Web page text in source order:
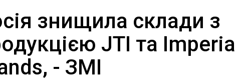
знищила склади з
JTI та Imperial
- ЗМІ